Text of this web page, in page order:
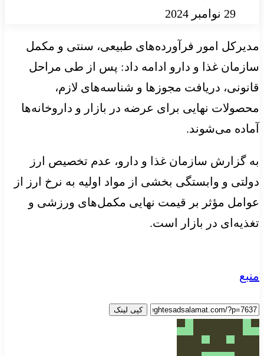
29 نوامبر 2024
مدیرکل امور فرآورده‌های طبیعی، سنتی و مکمل
سازمان غذا و دارو ادامه داد: پس از طی مراحل
قانونی، دریافت مجوزها و شناسه‌های لازم،
محصولات نهایی برای عرضه در بازار و داروخانه‌ها
آماده می‌شوند.
به گزارش سازمان غذا و دارو، عدم تخصیص ارز
دولتی و وابستگی بخشی از مواد اولیه به نرخ ارز از
عوامل مؤثر بر قیمت نهایی مکمل‌های ورزشی و
تغذیه‌ای در بازار است.
منبع
کپی لینک